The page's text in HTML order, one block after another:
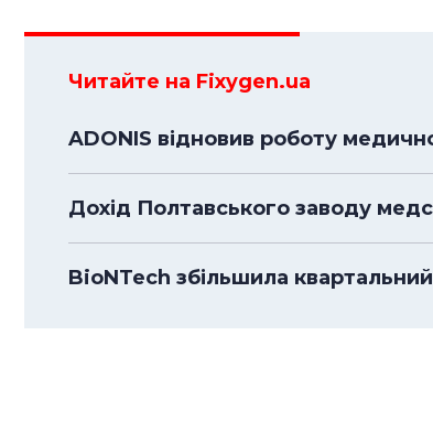
Читайте на Fixygen.ua
ADONIS відновив роботу
Дохід Полтавського заводу
BioNTech збільшила